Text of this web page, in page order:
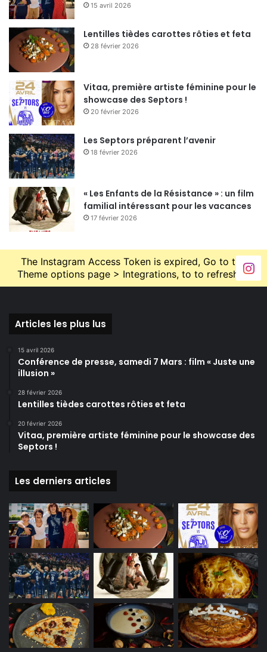
15 avril 2026
Lentilles tièdes carottes rôties et feta
28 février 2026
Vitaa, première artiste féminine pour le
showcase des Septors !
20 février 2026
Les Septors préparent l’avenir
18 février 2026
« Les Enfants de la Résistance » : un film
familial intéressant pour les vacances
17 février 2026
The Instagram Access Token is expired, Go to the
Theme options page > Integrations, to to refresh it.
Articles les plus lus
15 avril 2026
Conférence de presse, samedi 7 Mars : film « Juste une
illusion »
28 février 2026
Lentilles tièdes carottes rôties et feta
20 février 2026
Vitaa, première artiste féminine pour le showcase des
Septors !
Les derniers articles